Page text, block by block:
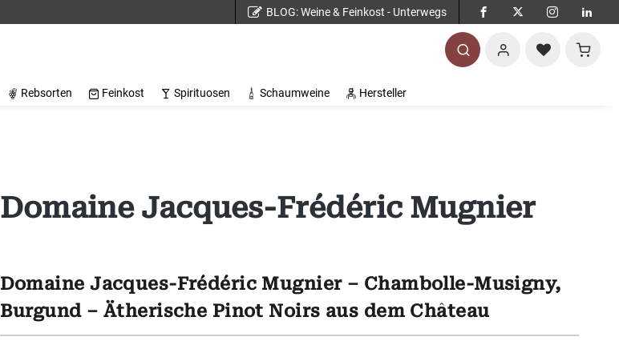
BLOG: Weine & Feinkost - Unterwegs
Rebsorten Feinkost Spirituosen Schaumweine Hersteller
Domaine Jacques-Frédéric Mugnier
Domaine Jacques-Frédéric Mugnier – Chambolle-Musigny,
Burgund – Ätherische Pinot Noirs aus dem Château